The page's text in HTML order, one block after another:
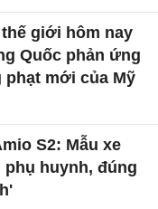
giới hôm nay
Quốc phản ứng
mới của Mỹ
S2: Mẫu xe
phụ huynh, đúng